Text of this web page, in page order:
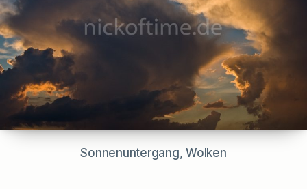
Sonnenuntergang, Wolken